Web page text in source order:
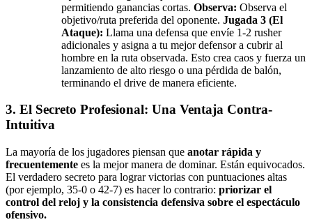
permitiendo ganancias cortas. Observa: Observa el
objetivo/ruta preferida del oponente. Jugada 3 (El
Ataque): Llama una defensa que envíe 1-2 rusher
adicionales y asigna a tu mejor defensor a cubrir al
hombre en la ruta observada. Esto crea caos y fuerza un
lanzamiento de alto riesgo o una pérdida de balón,
terminando el drive de manera eficiente.
3. El Secreto Profesional: Una Ventaja Contra-
Intuitiva
La mayoría de los jugadores piensan que anotar rápida y
frecuentemente es la mejor manera de dominar. Están equivocados.
El verdadero secreto para lograr victorias con puntuaciones altas
(por ejemplo, 35-0 o 42-7) es hacer lo contrario: priorizar el
control del reloj y la consistencia defensiva sobre el espectáculo
ofensivo.